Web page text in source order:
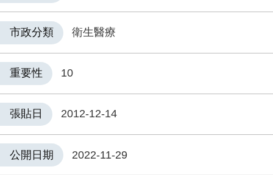
市政分類 衛生醫療
重要性 10
張貼日 2012-12-14
公開日期 2022-11-29